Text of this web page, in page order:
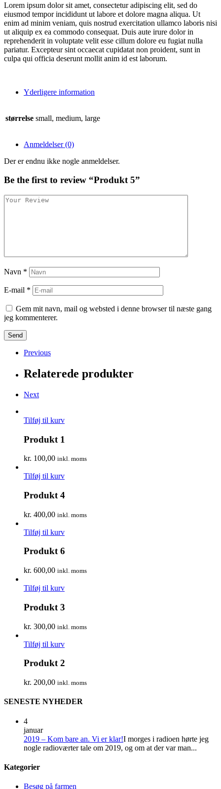
Lorem ipsum dolor sit amet, consectetur adipiscing elit, sed do
eiusmod tempor incididunt ut labore et dolore magna aliqua. Ut
enim ad minim veniam, quis nostrud exercitation ullamco laboris nisi
ut aliquip ex ea commodo consequat. Duis aute irure dolor in
reprehenderit in voluptate velit esse cillum dolore eu fugiat nulla
pariatur. Excepteur sint occaecat cupidatat non proident, sunt in
culpa qui officia deserunt mollit anim id est laborum.
Yderligere information
størrelse small, medium, large
Anmeldelser (0)
Der er endnu ikke nogle anmeldelser.
Be the first to review “Produkt 5”
Navn *
E-mail *
Gem mit navn, mail og websted i denne browser til næste gang
jeg kommenterer.
Previous
Relaterede produkter
Next
Tilføj til kurv
Produkt 1
kr. 100,00 inkl. moms
Tilføj til kurv
Produkt 4
kr. 400,00 inkl. moms
Tilføj til kurv
Produkt 6
kr. 600,00 inkl. moms
Tilføj til kurv
Produkt 3
kr. 300,00 inkl. moms
Tilføj til kurv
Produkt 2
kr. 200,00 inkl. moms
SENESTE NYHEDER
4
januar
2019 – Kom bare an. Vi er klar!I morges i radioen hørte jeg
nogle radioværter tale om 2019, og om at der var man...
Kategorier
Besøg på farmen